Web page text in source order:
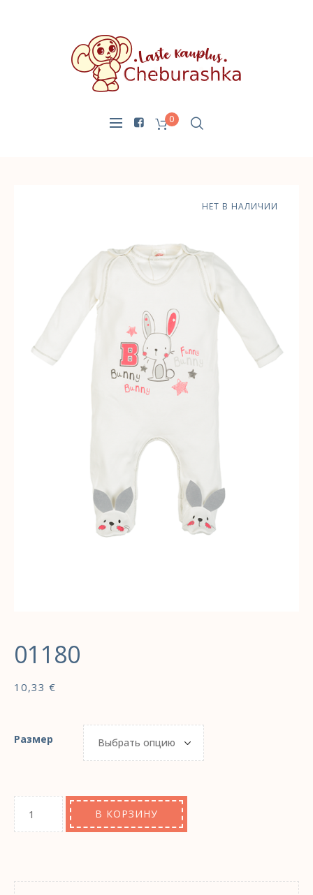
0
НЕТ В НАЛИЧИИ
01180
10,33 €
Размер
В КОРЗИНУ